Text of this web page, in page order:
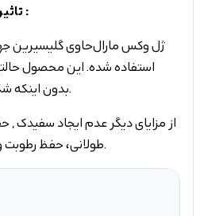
تاثیر استفاده از ژل وکس مارال :
ژل وکس مارال حاوی گلیسیرین
استفاده شده. این محصول
بدون اینکه شکنندگی در مو شما ایجاد کند.
طولانی، حفظ رطوبت و درخشندگی موها اشاره کرد.